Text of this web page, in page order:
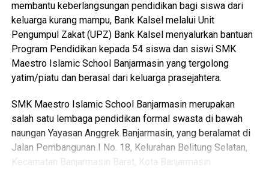
Tamu undangan dari jajaran kementerian hingga perwakilan
dewan pusat juga dijadwalkan hadir memeriahkan suasana.
Partisipasi dari berbagai pihak luar daerah diharapkan
makin memperkuat jejaring kemitraan Kalimantan Selatan.
Keterbukaan informasi ini memastikan seluruh capaian
kinerja Gubernur benar-benar dapat dipantau dan dirasakan
langsung oleh masyarakat.
membantu keberlangsungan pendidikan bagi siswa dari
keluarga kurang mampu, Bank Kalsel melalui Unit
Pengumpul Zakat (UPZ) Bank Kalsel menyalurkan bantuan
Program Pendidikan kepada 54 siswa dan siswi SMK
Maestro Islamic School Banjarmasin yang tergolong
yatim/piatu dan berasal dari keluarga prasejahtera.
SMK Maestro Islamic School Banjarmasin merupakan
salah satu lembaga pendidikan formal swasta di bawah
naungan Yayasan Anggrek Banjarmasin, yang beralamat di
Jalan Pembangunan I No. 18, Kelurahan Belitung Selatan,
Kecamatan Banjarmasin Barat, Kota Banjarmasin.